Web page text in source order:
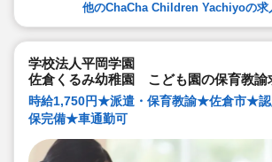
他のChaCha Children Yachiyoの求
学校法人平岡学園
佐倉くるみ幼稚園 こども園の保育教諭
時給1,750円★派遣・保育教諭★佐倉市★
保完備★車通勤可